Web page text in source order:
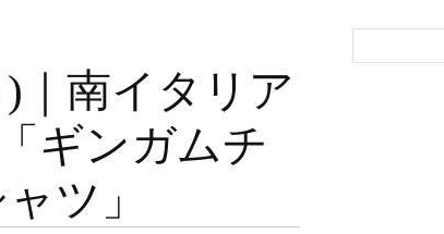
｜南イタリア
ギンガムチ
ツ」